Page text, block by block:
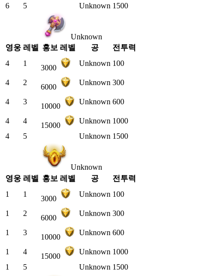
6
5 Unknown 1500
Unknown
영웅 레벨 홍보 레벨 공
전투력
4
1
3000
Unknown 100
4 2
6000
Unknown 300
4 3
10000
Unknown 600
4 4
15000
Unknown 1000
4
5 Unknown 1500
Unknown
영웅 레벨 홍보 레벨 공
전투력
1
1
3000
Unknown 100
1 2
6000
Unknown 300
1 3
10000
Unknown 600
1 4
15000
Unknown 1000
1
5 Unknown 1500